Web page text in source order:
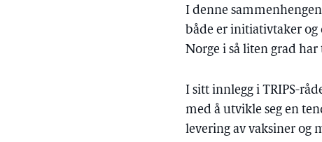
I denne
både er initiativtaker
Norge i så liten grad
I sitt innlegg i TRIPS-
med å utvikle seg en
levering av vaksiner og